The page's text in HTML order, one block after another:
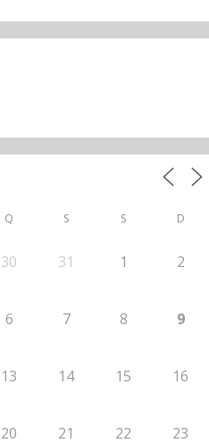
Q S S D
30 31 1 2
6 7 8 9
13 14 15 16
20 21 22 23